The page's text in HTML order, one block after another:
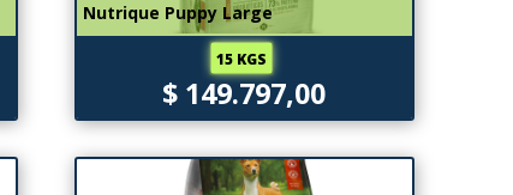
Nutrique Puppy Large
15 KGS
$ 149.797,00